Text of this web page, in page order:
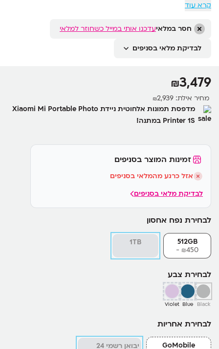
מתקדמים
אופטי 5x
• עמידות IP68 וזכוכית Gorilla Glass 7i להגנה מקסימלית
קרא עוד
חסר במלאיעדכנו אותי במייל כשחוזר למלאי
לבדיקת מלאי בסניפים
₪3,479
מחיר אילת: ₪2,939
מדפסת תמונות אלחוטית ניידת Xiaomi Mi Portable Photo
Printer 1S במתנה!
זמינות המוצר בסניפים
אזל כרגע מהמלאי בסניפים
לבדיקת מלאי בסניפים
לבחירת נפח אחסון
512GB
₪450-
1TB
לבחירת צבע
Black
Blue
Violet
לבחירת אחריות
GoMobile יבואן רשמי 24